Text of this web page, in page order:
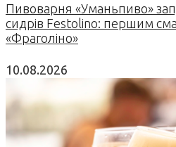
Пивоварня «Уманьпиво»
сидрів Festolino: першим
«Фраголіно»
10.08.2026